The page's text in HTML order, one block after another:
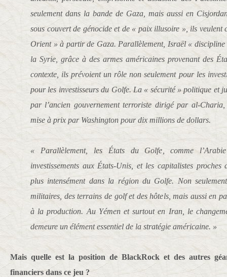
seulement dans la bande de Gaza, mais aussi en
sous couvert de génocide et de « paix illusoire », ils
Orient » à partir de Gaza. Parallèlement, Israël « discipline
la Syrie, grâce à des armes américaines provenant des
contexte, ils prévoient un rôle non seulement pour les
pour les investisseurs du Golfe. La « sécurité » politique et
par l’ancien gouvernement terroriste dirigé par al-
mise à prix par Washington pour dix millions de dollars.
« Parallèlement, les États du Golfe, comme
investissements aux États-Unis, et les capitalistes proches
plus intensément dans la région du Golfe. Non
militaires, des terrains de golf et des hôtels, mais aussi en
à la production. Au Yémen et surtout en Iran, le
demeure un élément essentiel de la stratégie américaine. »
Mais quelle est la position de BlackRock et des autres
financiers dans ce jeu ?